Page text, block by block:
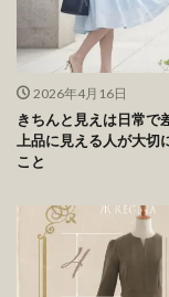
2026年4月16日
きちんと見えは日常で
上品に見える人が大切
こと